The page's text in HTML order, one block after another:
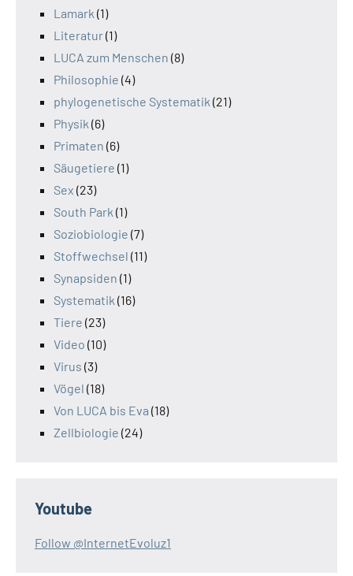
Lamark (1)
Literatur(1)
LUCA zum Menschen (8)
Philosophie (4)
phylogenetische Systematik (21)
Physik (6)
Primaten (6)
Säugetiere (1)
Sex (23)
South Park (1)
Soziobiologie (7)
Stoffwechsel (11)
Synapsiden (1)
Systematik (16)
Tiere (23)
Video (10)
Virus (3)
Vögel (18)
Von LUCA bis Eva (18)
Zellbiologie (24)
Youtube
Follow @InternetEvoluz1